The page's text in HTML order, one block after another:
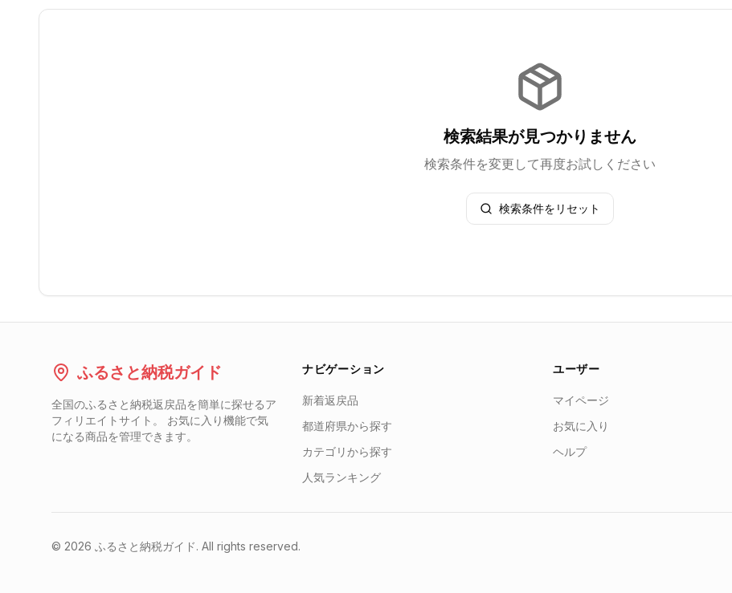
検索結果が見つかりません
検索条件を変更して再度お試しください
検索条件をリセット
ふるさと納税ガイド
全国のふるさと納税返戻品を簡単に探せるア
フィリエイトサイト。 お気に入り機能で気
になる商品を管理できます。
ナビゲーション
新着返戻品
都道府県から探す
カテゴリから探す
人気ランキング
ユーザー
マイページ
お気に入り
ヘルプ
© 2026 ふるさと納税ガイド. All rights reserved.